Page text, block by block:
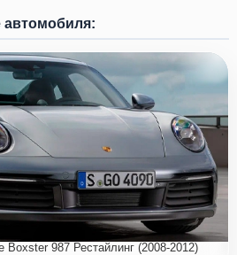
Boxster 987 Рестайлинг (2008-2012)